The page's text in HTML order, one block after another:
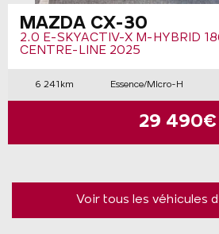
MAZDA CX-30
2.0 E-SKYACTIV-X M-HYBRID
CENTRE-LINE 2025
6 241km Essence/Micro-H
29 490€
Voir tous les véhicules